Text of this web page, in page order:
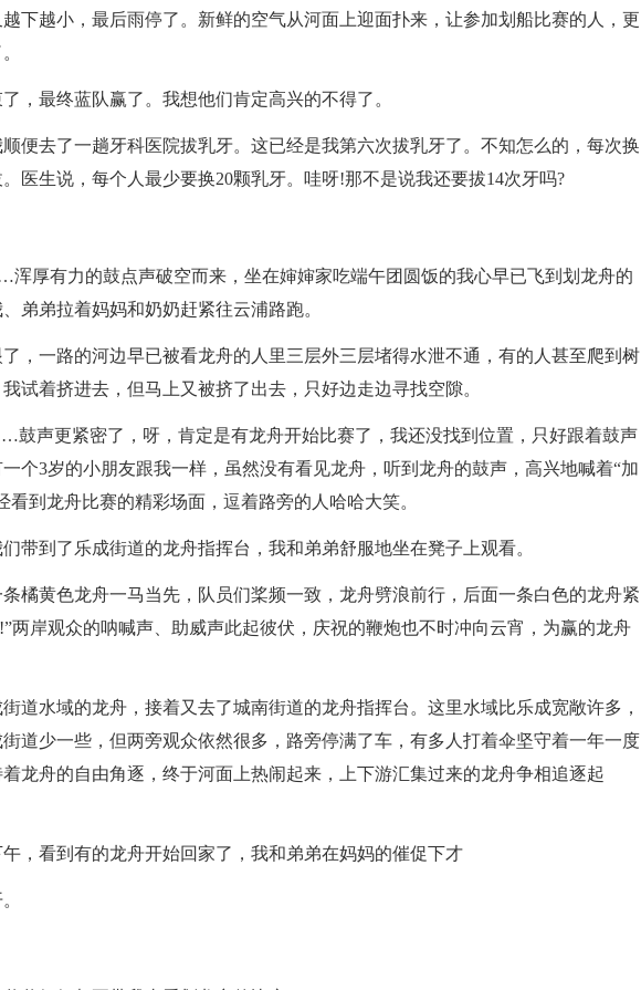
下越小，最后雨停了。新鲜的空气从河面上迎面扑来，让参加划船比赛的人，更
，最终蓝队赢了。我想他们肯定高兴的不得了。
便去了一趟牙科医院拔乳牙。这已经是我第六次拔乳牙了。不知怎么的，每次换
医生说，每个人最少要换20颗乳牙。哇呀!那不是说我还要拔14次牙吗?
浑厚有力的鼓点声破空而来，坐在婶婶家吃端午团圆饭的我心早已飞到划龙舟的
弟弟拉着妈妈和奶奶赶紧往云浦路跑。
，一路的河边早已被看龙舟的人里三层外三层堵得水泄不通，有的人甚至爬到树
我试着挤进去，但马上又被挤了出去，只好边走边寻找空隙。
鼓声更紧密了，呀，肯定是有龙舟开始比赛了，我还没找到位置，只好跟着鼓声
个3岁的小朋友跟我一样，虽然没有看见龙舟，听到龙舟的鼓声，高兴地喊着“加
看到龙舟比赛的精彩场面，逗着路旁的人哈哈大笑。
带到了乐成街道的龙舟指挥台，我和弟弟舒服地坐在凳子上观看。
橘黄色龙舟一马当先，队员们桨频一致，龙舟劈浪前行，后面一条白色的龙舟紧
两岸观众的呐喊声、助威声此起彼伏，庆祝的鞭炮也不时冲向云宵，为赢的龙舟
道水域的龙舟，接着又去了城南街道的龙舟指挥台。这里水域比乐成宽敞许多，
道少一些，但两旁观众依然很多，路旁停满了车，有多人打着伞坚守着一年一度
龙舟的自由角逐，终于河面上热闹起来，上下游汇集过来的龙舟争相追逐起
，看到有的龙舟开始回家了，我和弟弟在妈妈的催促下才